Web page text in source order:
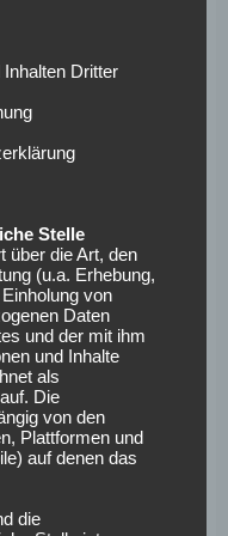
wenig, um die Klasse
wäre ein Erfolg so
(Kreuzbandriss) und
zwei
fehlt am Samstag
Innenverteidiger
soll bereits
trainieren.
sind auch
Ein Rückkehr von
ist sehr
könnte anstelle
Dritter
Stelle
über die Art, den
(u.a. Erhebung,
von
Daten
und der mit ihm
und Inhalte
als
Die
von den
Plattformen und
auf denen das
die